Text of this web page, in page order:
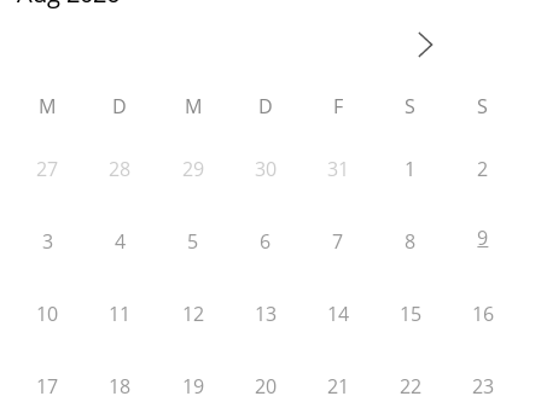
M D M D F S S
27 28 29 30 31 1 2
3 4 5 6 7 8 9
10 11 12 13 14 15 16
17 18 19 20 21 22 23